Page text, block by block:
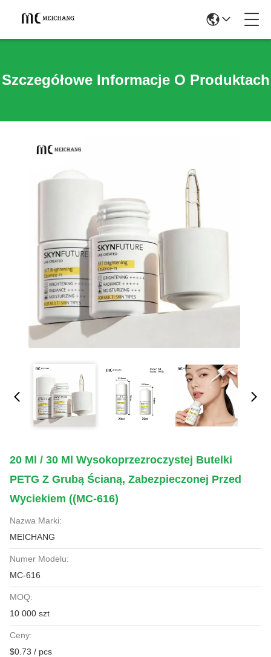
Szczegółowe Informacje O Produktach
20 Ml / 30 Ml Wysokoprzezroczystej Butelki
PETG Z Grubą Ścianą, Zabezpieczonej Przed
Wyciekiem ((MC-616)
Nazwa Marki:
MEICHANG
Numer Modelu:
MC-616
MOQ:
10 000 szt
Ceny:
$0.73 / pcs